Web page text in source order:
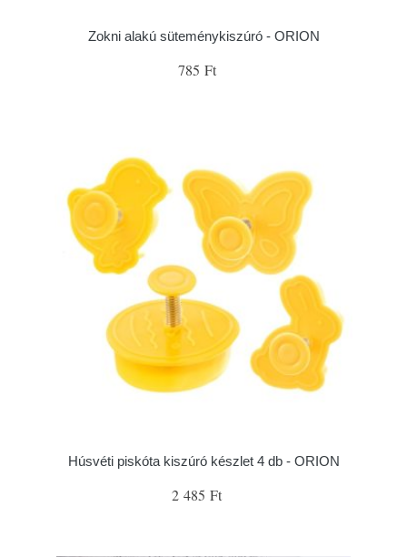
Zokni alakú süteménykiszúró - ORION
785 Ft
Húsvéti piskóta kiszúró készlet 4 db - ORION
2 485 Ft